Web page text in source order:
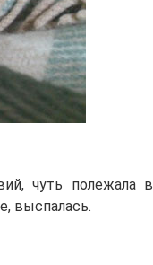
чуть полежала в
выспалась.